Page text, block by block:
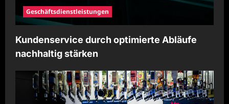
n Geschäftsdienstleistungen
Kundenservice durch optimierte Abläufe
nachhaltig stärken